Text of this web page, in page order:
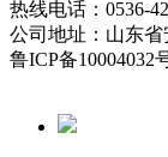
热线电话：0536-
公司地址：山东
鲁ICP备10004032